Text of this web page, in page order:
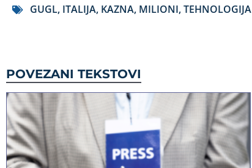
GUGL, ITALIJA, KAZNA, MILIONI,TEHNOLOGIJA
POVEZANI TEKSTOVI